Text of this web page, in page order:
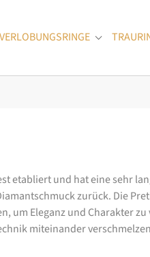
VERLOBUNGSRINGE
Submenu
etabliert und hat eine sehr
zurück. Die
um Eleganz und Charakter
miteinander